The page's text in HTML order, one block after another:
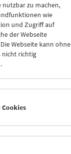
nutzbar zu machen,
wie
und Zugriff auf
der Webseite
Webseite kann ohne
nicht richtig